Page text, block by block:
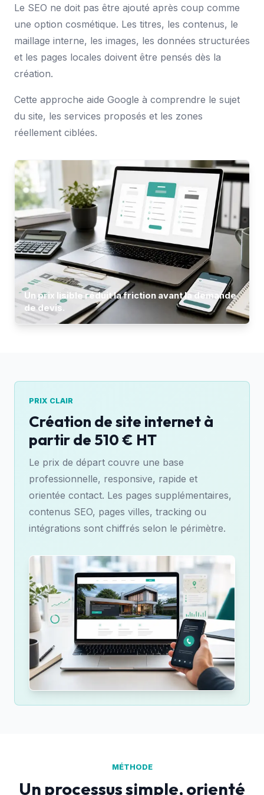
Le SEO ne doit pas être ajouté après coup comme
une option cosmétique. Les titres, les contenus, le
maillage interne, les images, les données structurées
et les pages locales doivent être pensés dès la
création.
Cette approche aide Google à comprendre le sujet
du site, les services proposés et les zones
réellement ciblées.
Un prix lisible réduit la friction avant la demande
de devis.
PRIX CLAIR
Création de site internet à
partir de 510 € HT
Le prix de départ couvre une base
professionnelle, responsive, rapide et
orientée contact. Les pages supplémentaires,
contenus SEO, pages villes, tracking ou
intégrations sont chiffrés selon le périmètre.
510€
MÉTHODE
Un processus simple, orienté